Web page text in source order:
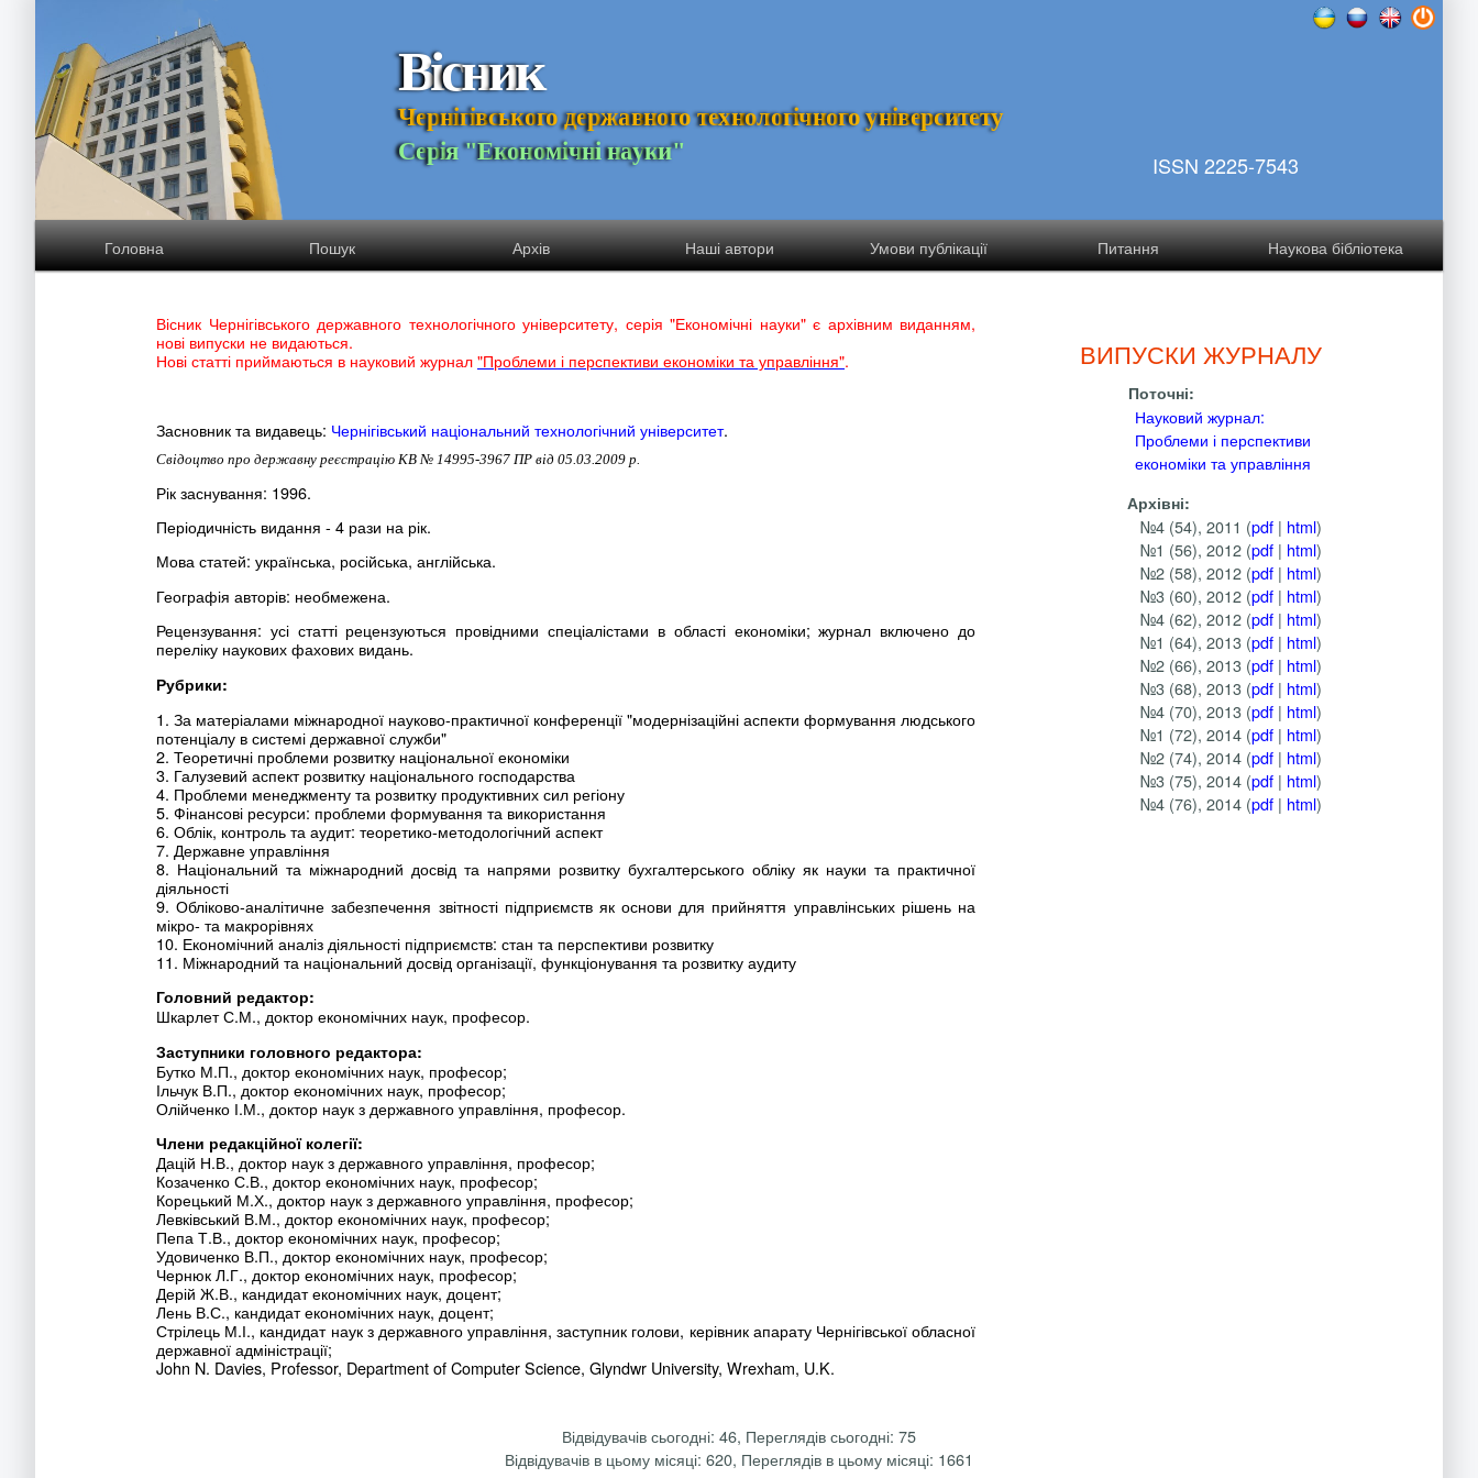
Вісник
Чернігівського державного технологічного університету
Серія "Економічні науки" ISSN 2225-7543
Головна Пошук Архів Наші автори Умови публікації Питання Наукова бібліотека
Вісник Чернігівського державного технологічного університету, серія "Економічні науки" є архівним виданням,
нові випуски не видаються.
Нові статті приймаються в науковий журнал"Проблеми і перспективи економіки та управління".
Засновник та видавець: Чернігівський національний технологічний університет.
Свідоцтво про державну реєстрацію КВ № 14995-3967 ПР від 05.03.2009 р.
Рік заснування: 1996.
Періодичність видання - 4 рази на рік.
Мова статей: українська, російська, англійська.
Географія авторів: необмежена.
Рецензування: усі статті рецензуються провідними спеціалістами в області економіки; журнал включено до
переліку наукових фахових видань.
Рубрики:
1. За матеріалами міжнародної науково-практичної конференції "модернізаційні аспекти формування людського
потенціалу в системі державної служби"
2. Теоретичні проблеми розвитку національної економіки
3. Галузевий аспект розвитку національного господарства
4. Проблеми менеджменту та розвитку продуктивних сил регіону
5. Фінансові ресурси: проблеми формування та використання
6. Облік, контроль та аудит: теоретико-методологічний аспект
7. Державне управління
8. Національний та міжнародний досвід та напрями розвитку бухгалтерського обліку як науки та практичної
діяльності
9. Обліково-аналітичне забезпечення звітності підприємств як основи для прийняття управлінських рішень на
мікро- та макрорівнях
10. Економічний аналіз діяльності підприємств: стан та перспективи розвитку
11. Міжнародний та національний досвід організації, функціонування та розвитку аудиту
Головний редактор:
Шкарлет С.М., доктор економічних наук, професор.
Заступники головного редактора:
Бутко М.П., доктор економічних наук, професор;
Ільчук В.П., доктор економічних наук, професор;
Олійченко І.М., доктор наук з державного управління, професор.
Члени редакційної колегії:
Дацій Н.В., доктор наук з державного управління, професор;
Козаченко С.В., доктор економічних наук, професор;
Корецький М.Х., доктор наук з державного управління, професор;
Левківський В.М., доктор економічних наук, професор;
Пепа Т.В., доктор економічних наук, професор;
Удовиченко В.П., доктор економічних наук, професор;
Чернюк Л.Г., доктор економічних наук, професор;
Дерій Ж.В., кандидат економічних наук, доцент;
Лень В.С., кандидат економічних наук, доцент;
Стрілець М.І., кандидат наук з державного управління, заступник голови, керівник апарату Чернігівської обласної
державної адміністрації;
John N. Davies, Professor, Department of Computer Science, Glyndwr University, Wrexham, U.K.
ВИПУСКИ ЖУРНАЛУ
Поточні:
Науковий журнал:
Проблеми і перспективи
економіки та управління
Архівні:
№4 (54), 2011 (pdf | html)
№1 (56), 2012 (pdf | html)
№2 (58), 2012 (pdf | html)
№3 (60), 2012 (pdf | html)
№4 (62), 2012 (pdf | html)
№1 (64), 2013 (pdf | html)
№2 (66), 2013 (pdf | html)
№3 (68), 2013 (pdf | html)
№4 (70), 2013 (pdf | html)
№1 (72), 2014 (pdf | html)
№2 (74), 2014 (pdf | html)
№3 (75), 2014 (pdf | html)
№4 (76), 2014 (pdf | html)
Відвідувачів сьогодні: 46, Переглядів сьогодні: 75
Відвідувачів в цьому місяці: 620, Переглядів в цьому місяці: 1661